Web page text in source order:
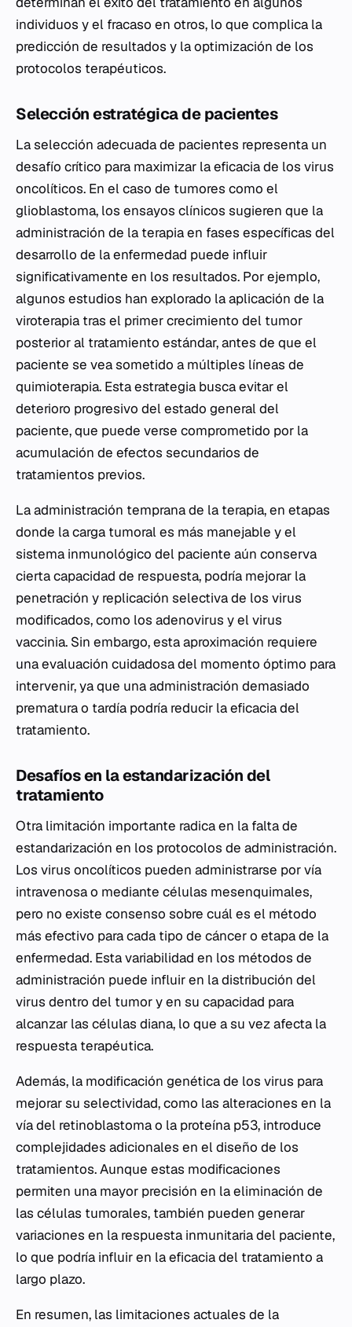
individuos y el fracaso en otros, lo que complica la
predicción de resultados y la optimización de los
protocolos terapéuticos.
Selección estratégica de pacientes
La selección adecuada de pacientes representa un
desafío crítico para maximizar la eficacia de los virus
oncolíticos. En el caso de tumores como el
glioblastoma, los ensayos clínicos sugieren que la
administración de la terapia en fases específicas del
desarrollo de la enfermedad puede influir
significativamente en los resultados. Por ejemplo,
algunos estudios han explorado la aplicación de la
viroterapia tras el primer crecimiento del tumor
posterior al tratamiento estándar, antes de que el
paciente se vea sometido a múltiples líneas de
quimioterapia. Esta estrategia busca evitar el
deterioro progresivo del estado general del
paciente, que puede verse comprometido por la
acumulación de efectos secundarios de
tratamientos previos.
La administración temprana de la terapia, en etapas
donde la carga tumoral es más manejable y el
sistema inmunológico del paciente aún conserva
cierta capacidad de respuesta, podría mejorar la
penetración y replicación selectiva de los virus
modificados, como los adenovirus y el virus
vaccinia. Sin embargo, esta aproximación requiere
una evaluación cuidadosa del momento óptimo para
intervenir, ya que una administración demasiado
prematura o tardía podría reducir la eficacia del
tratamiento.
Desafíos en la estandarización del
tratamiento
Otra limitación importante radica en la falta de
estandarización en los protocolos de administración.
Los virus oncolíticos pueden administrarse por vía
intravenosa o mediante células mesenquimales,
pero no existe consenso sobre cuál es el método
más efectivo para cada tipo de cáncer o etapa de la
enfermedad. Esta variabilidad en los métodos de
administración puede influir en la distribución del
virus dentro del tumor y en su capacidad para
alcanzar las células diana, lo que a su vez afecta la
respuesta terapéutica.
Además, la modificación genética de los virus para
mejorar su selectividad, como las alteraciones en la
vía del retinoblastoma o la proteína p53, introduce
complejidades adicionales en el diseño de los
tratamientos. Aunque estas modificaciones
permiten una mayor precisión en la eliminación de
las células tumorales, también pueden generar
variaciones en la respuesta inmunitaria del paciente,
lo que podría influir en la eficacia del tratamiento a
largo plazo.
En resumen, las limitaciones actuales de la